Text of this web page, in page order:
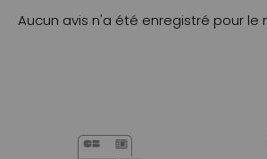
Aucun avis n'a été enregistré pour le